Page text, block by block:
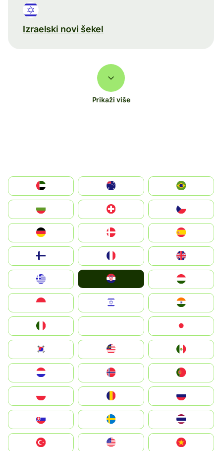
Izraelski novi šekel
Prikaži više
الإمارات العربية المتحدة
Switzerland
Deutschland
United Kingdom
Magyarország
South Korea
United States